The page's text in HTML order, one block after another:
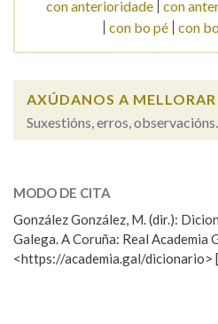
con anterioridade con
con bo pé con
AXÚDANOS A MELLORAR
Suxestións, erros,
con (substantivo)
con (preposición)
ESCOLLE UNHA OPCIÓN:
MODO DE CITA
González González, M. (dir.):
Galega. A Coruña: Real Academia
<https://academia.gal/dicionario>